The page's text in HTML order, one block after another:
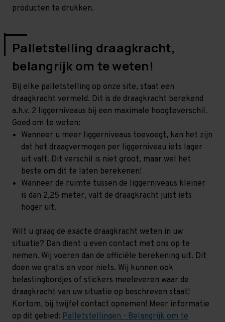
producten te drukken.
Palletstelling draagkracht,
belangrijk om te weten!
Bij elke palletstelling op onze site, staat een
draagkracht vermeld. Dit is de draagkracht berekend
a.h.v. 2 liggerniveaus bij een maximale hoogteverschil.
Goed om te weten:
Wanneer u meer liggerniveaus toevoegt, kan het zijn
dat het draagvermogen per liggerniveau iets lager
uit valt. Dit verschil is niet groot, maar wel het
beste om dit te laten berekenen!
Wanneer de ruimte tussen de liggerniveaus kleiner
is dan 2,25 meter, valt de draagkracht juist iets
hoger uit.
Wilt u graag de exacte draagkracht weten in uw
situatie? Dan dient u even contact met ons op te
nemen. Wij voeren dan de officiële berekening uit. Dit
doen we gratis en voor niets. Wij kunnen ook
belastingbordjes of stickers meeleveren waar de
draagkracht van uw situatie op beschreven staat!
Kortom, bij twijfel contact opnemen! Meer informatie
op dit gebied: Palletstellingen - Belangrijk om te